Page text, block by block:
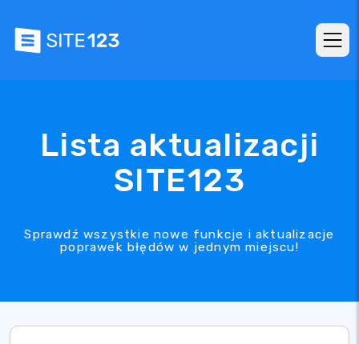
Lista aktualizacji
SITE123
Sprawdź wszystkie nowe funkcje i aktualizacje
poprawek błędów w jednym miejscu!